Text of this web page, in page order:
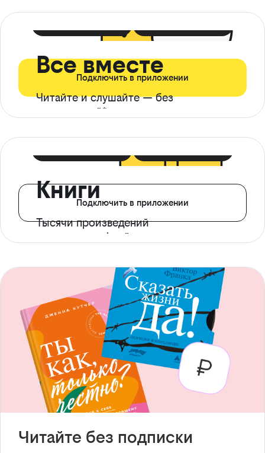
Все вместе
Читайте и слушайте — без
ограничений*
Подключить в приложении
Книги
Тысячи произведений
с доступом офлайн
Подключить в приложении
Читайте без подписки